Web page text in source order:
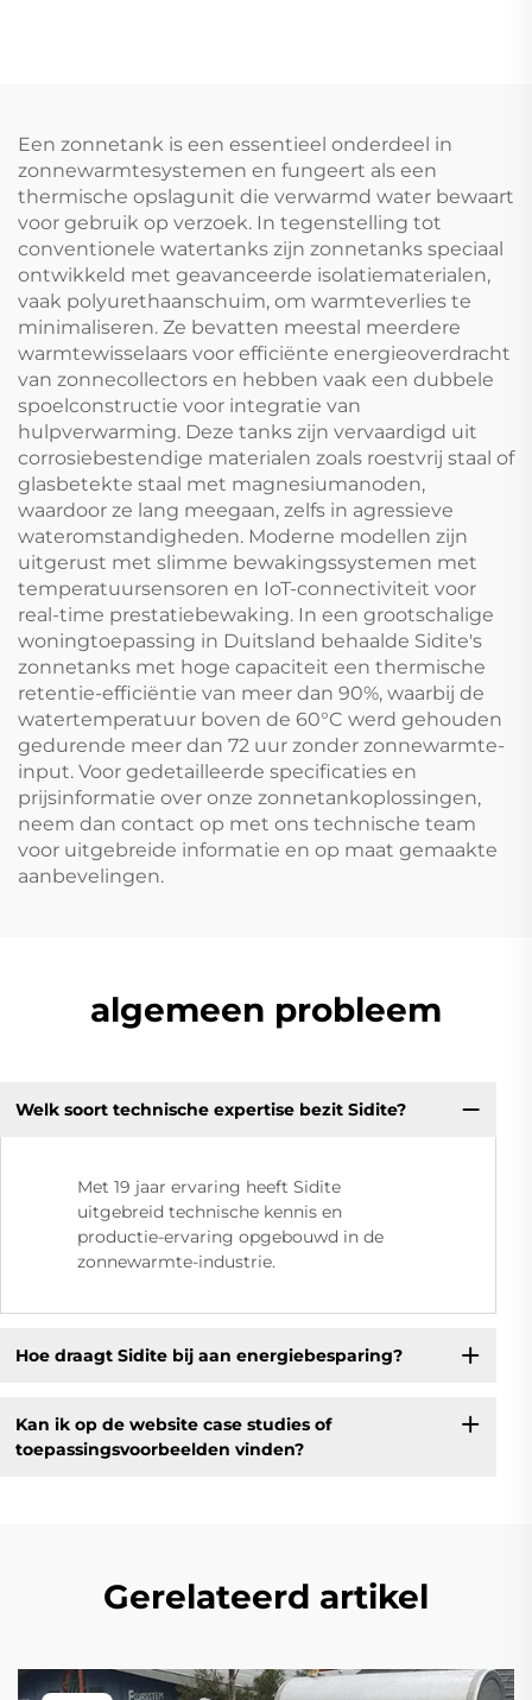
Freestanding
Een zonnetank is een essentieel onderdeel in
zonnewarmtesystemen en fungeert als een
thermische opslagunit die verwarmd water bewaart
voor gebruik op verzoek. In tegenstelling tot
conventionele watertanks zijn zonnetanks speciaal
ontwikkeld met geavanceerde isolatiematerialen,
vaak polyurethaanschuim, om warmteverlies te
minimaliseren. Ze bevatten meestal meerdere
warmtewisselaars voor efficiënte energieoverdracht
van zonnecollectors en hebben vaak een dubbele
spoelconstructie voor integratie van
hulpverwarming. Deze tanks zijn vervaardigd uit
corrosiebestendige materialen zoals roestvrij staal of
glasbetekte staal met magnesiumanoden,
waardoor ze lang meegaan, zelfs in agressieve
wateromstandigheden. Moderne modellen zijn
uitgerust met slimme bewakingssystemen met
temperatuursensoren en IoT-connectiviteit voor
real-time prestatiebewaking. In een grootschalige
woningtoepassing in Duitsland behaalde Sidite's
zonnetanks met hoge capaciteit een thermische
retentie-efficiëntie van meer dan 90%, waarbij de
watertemperatuur boven de 60°C werd gehouden
gedurende meer dan 72 uur zonder zonnewarmte-
input. Voor gedetailleerde specificaties en
prijsinformatie over onze zonnetankoplossingen,
neem dan contact op met ons technische team
voor uitgebreide informatie en op maat gemaakte
aanbevelingen.
algemeen probleem
Welk soort technische expertise bezit Sidite?
Met 19 jaar ervaring heeft Sidite
uitgebreid technische kennis en
productie-ervaring opgebouwd in de
zonnewarmte-industrie.
Hoe draagt Sidite bij aan energiebesparing?
Kan ik op de website case studies of
toepassingsvoorbeelden vinden?
Gerelateerd artikel